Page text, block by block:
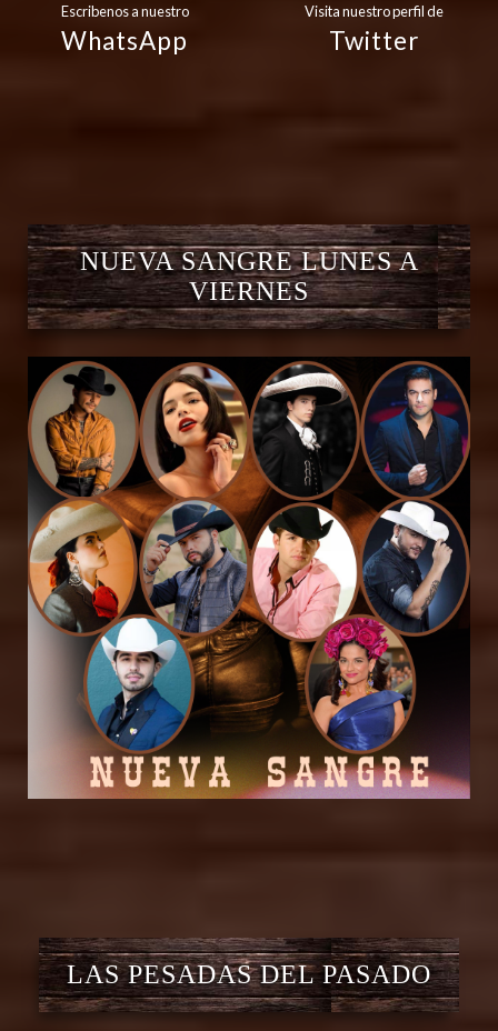
Escribenos a nuestro
WhatsApp
Visita nuestro perfil de
Twitter
NUEVA SANGRE LUNES A
VIERNES
LAS PESADAS DEL PASADO